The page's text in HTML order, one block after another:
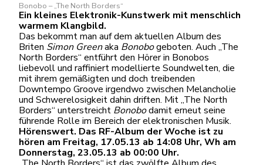
Bonobo – „The North Borders“
Ein kleines Elektronik-Kunstwerk mit menschlich
warmem Klangbild.
Das bekommt man auf dem aktuellen Album des
Briten Simon Greenaka Bonobogeboten. Auch „The
North Borders“ entführt den Hörer in Bonobos
liebevoll und raffiniert modellierte Soundwelten, die
mit ihrem gemäßigten und doch treibenden
Downtempo Groove irgendwo zwischen Melancholie
und Schwerelosigkeit dahin driften. Mit „The North
Borders“ unterstreicht Bonobodamit erneut seine
führende Rolle im Bereich der elektronischen Musik.
Hörenswert. Das RF-Album der Woche ist zu
hören am Freitag, 17.05.13 ab 14:08 Uhr, Wh am
Donnerstag, 23.05.13 ab 00:00 Uhr.